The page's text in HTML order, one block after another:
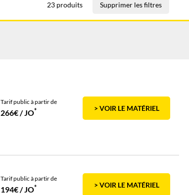
23 produits Supprimer les filtres
Tarif public à partir de
266€ / JO* > VOIR LE MATÉRIEL
Tarif public à partir de
194€ / JO* > VOIR LE MATÉRIEL